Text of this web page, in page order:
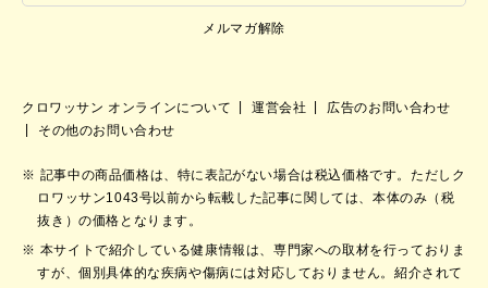
メルマガ解除
クロワッサン オンラインについて 運営会社
広告のお問い合わせ
その他のお問い合わせ
記事中の商品価格は、特に表記がない場合は税込価格です。ただしク
ロワッサン1043号以前から転載した記事に関しては、本体のみ（税
抜き）の価格となります。
本サイトで紹介している健康情報は、専門家への取材を行っておりま
すが、個別具体的な疾病や傷病には対応しておりません。紹介されて